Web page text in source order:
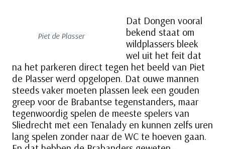
Piet de Plasser
Dat Dongen vooral
bekend staat om
wildplassers bleek
wel uit het feit dat
na het parkeren direct tegen het beeld van Piet
de Plasser werd opgelopen. Dat ouwe mannen
steeds vaker moeten plassen leek een gouden
greep voor de Brabantse tegenstanders, maar
tegenwoordig spelen de meeste spelers van
Sliedrecht met een Tenalady en kunnen zelfs uren
lang spelen zonder naar de WC te hoeven gaan.